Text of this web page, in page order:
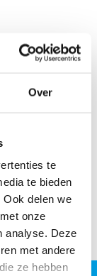
Over
te
te bieden
delen we
onze
analyse. Deze
met andere
ze hebben